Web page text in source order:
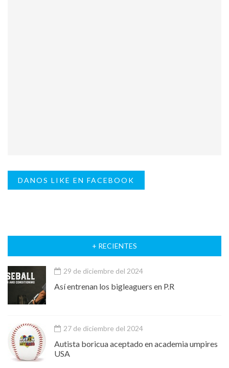
DANOS LIKE EN FACEBOOK
+ RECIENTES
29 de diciembre del 2024
Así entrenan los bigleaguers en P.R
27 de diciembre del 2024
Autista boricua aceptado en academia umpires
USA